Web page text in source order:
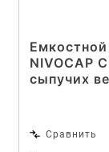
NIVOCAP
сыпучих
Сравнить